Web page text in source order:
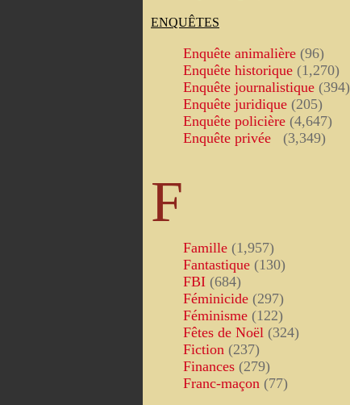
ENQUÊTES
Enquête animalière (96)
Enquête historique (1,270)
Enquête journalistique (394)
Enquête juridique (205)
Enquête policière (4,647)
Enquête privée
(3,349)
F
Famille (1,957)
Fantastique (130)
FBI (684)
Féminicide (297)
Féminisme (122)
Fêtes de Noël (324)
Fiction (237)
Finances (279)
Franc-maçon (77)